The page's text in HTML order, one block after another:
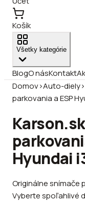
Košík
Všetky kategórie
BlogO násKontakt
Domov›Auto-diely›
parkovania a ESP
Hyundai
Originálne snímače
Vyberte spoľahlivé